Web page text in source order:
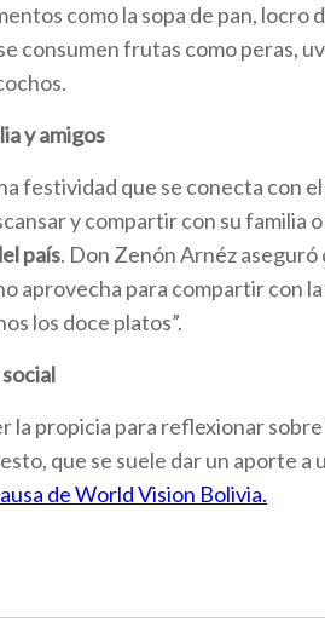
como la sopa de pan, locro
consumen frutas como peras,
y amigos
festividad que se conecta con
y compartir con su familia
país. Don Zenón Arnéz
aprovecha para compartir con
los doce platos”.
la propicia para reflexionar
que se suele dar un aporte a
de World Vision Bolivia.